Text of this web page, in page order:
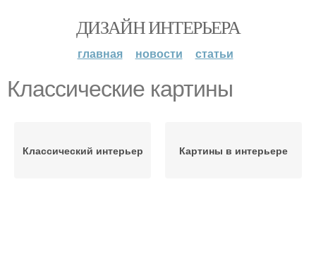
ДИЗАЙН ИНТЕРЬЕРА
главная новости статьи
Классические картины
Классический интерьер Картины в интерьере